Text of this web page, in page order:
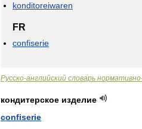
konditoreiwaren
FR
confiserie
Русско-английский словарь нормативно
кондитерское изделие
confiserie